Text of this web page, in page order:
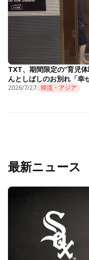
TXT、期間限定の“育児
んとしばしのお別れ「幸
2026/7/27 韓流・アジア
最新ニュース